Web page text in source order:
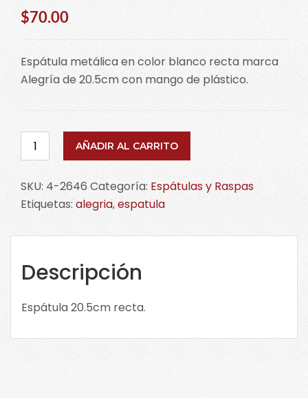
$70.00
Espátula metálica en color blanco recta marca
Alegría de 20.5cm con mango de plástico.
Espátula
20.5cm
recta
4-
2646
cantidad
AÑADIR AL CARRITO
SKU: 4-2646Categoría: Espátulas y Raspas
Etiquetas:alegria,espatula
Descripción
Espátula 20.5cm recta.